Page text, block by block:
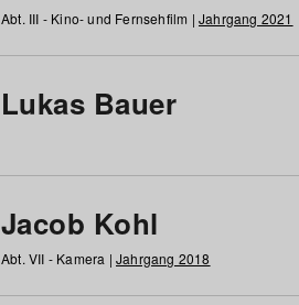
Abt. III - Kino- und Fernsehfilm | Jahrgang 2021
Lukas Bauer
Jacob Kohl
Abt. VII - Kamera | Jahrgang 2018